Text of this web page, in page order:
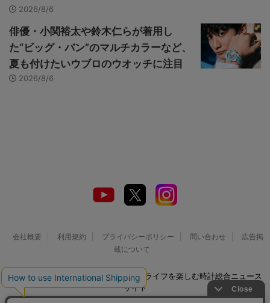
2026/8/6
俳優・小関裕太や鈴木仁らが着用し
た“ビッグ・バン”のマルチカラーなど、
夏も付けたいウブロのウオッチに注目
2026/8/6
会社概要 利用規約 プライバシーポリシー 問い合わせ
広告掲
載について
© 2026 Watch LIFE NEWS｜ウオッチライフを楽しむ時計総合ニュース
サイト